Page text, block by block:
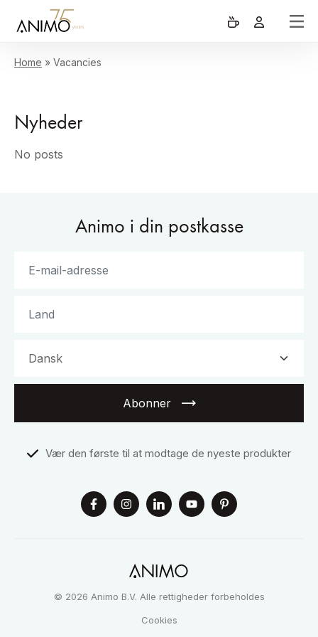
Home » Vacancies
Nyheder
No posts
Animo i din postkasse
Abonner
Vær den første til at modtage de nyeste produkter
© 2026 Animo B.V. Alle rettigheder forbeholdes
Cookies